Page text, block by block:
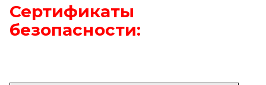
Сертификаты
безопасности: